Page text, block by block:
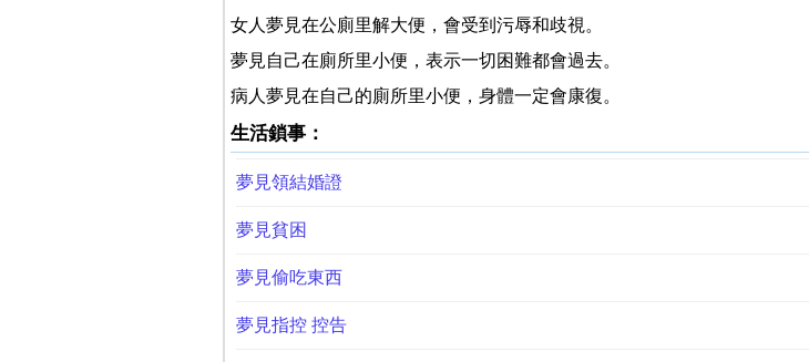
女人夢見在公廁里解大便，會受到污辱和歧視。
夢見自己在廁所里小便，表示一切困難都會過去。
病人夢見在自己的廁所里小便，身體一定會康復。
生活鎖事：
夢見領結婚證
夢見貧困
夢見偷吃東西
夢見指控 控告